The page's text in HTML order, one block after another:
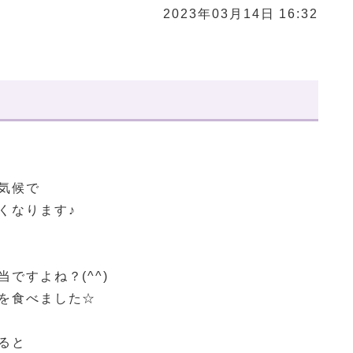
2023年03月14日 16:32
候で
なります♪
ですよね？(^^)
食べました☆
と